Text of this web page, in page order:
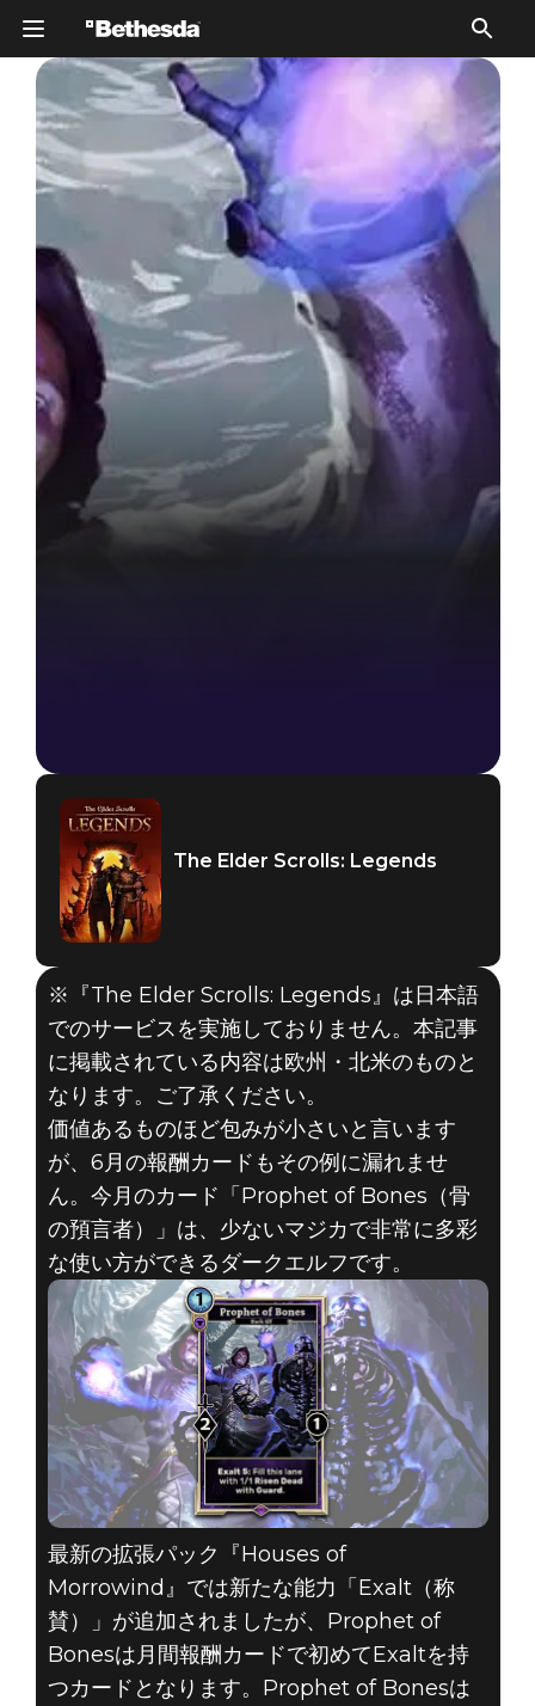
The Elder Scrolls: Legends
2018年6月25日
THE ELDER
SCROLLS:
LEGENDS –
2018年6月のカ
ード紹介
The Elder Scrolls: Legends
※『The Elder Scrolls: Legends』は日本語
でのサービスを実施しておりません。本記事
に掲載されている内容は欧州・北米のものと
なります。ご了承ください。
価値あるものほど包みが小さいと言います
が、6月の報酬カードもその例に漏れませ
ん。今月のカード「Prophet of Bones（骨
の預言者）」は、少ないマジカで非常に多彩
な使い方ができるダークエルフです。
最新の拡張パック『Houses of
Morrowind』では新たな能力「Exalt（称
賛）」が追加されましたが、Prophet of
Bonesは月間報酬カードで初めてExaltを持
つカードとなります。Prophet of Bonesは